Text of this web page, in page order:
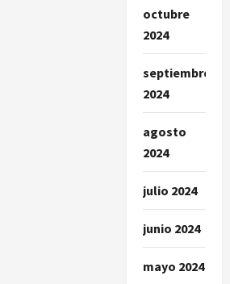
octubre
2024
septiembre
2024
agosto
2024
julio 2024
junio 2024
mayo 2024